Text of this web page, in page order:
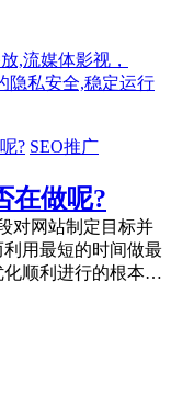
SEO推广
在做呢?
对网站制定目标并
用最短的时间做最
顺利进行的根本。